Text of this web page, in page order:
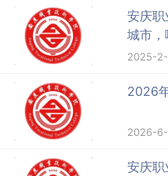
安庆
城市，
2025-
2026
2026-6-
安庆职